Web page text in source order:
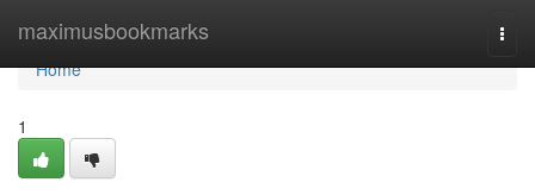
maximusbookmarks
Home
Home
1